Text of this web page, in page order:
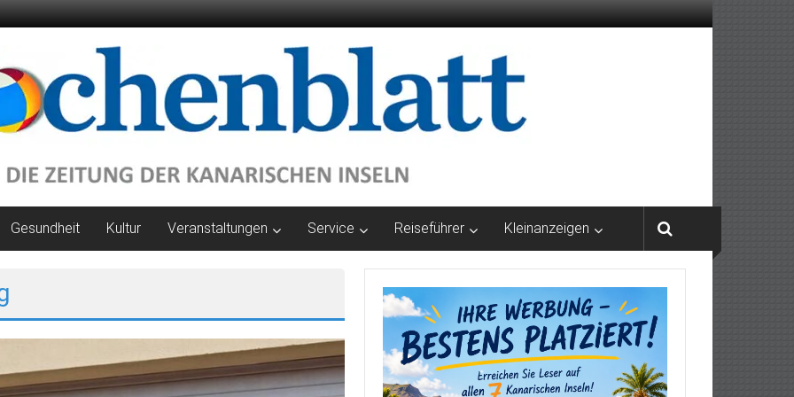
Gesundheit Kultur Veranstaltungen Service Reiseführer Kleinanzeigen